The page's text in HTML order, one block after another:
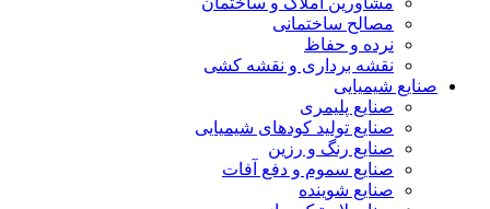
مصالح ساختمانی
نرده و حفاظ
نقشه برداری و نقشه کشی
صنایع شیمیایی
صنایع پلیمری
صنایع تولید کودهای شیمیایی
صنایع رنگ و رزین
صنایع سموم و دفع آفات
صنایع شوینده